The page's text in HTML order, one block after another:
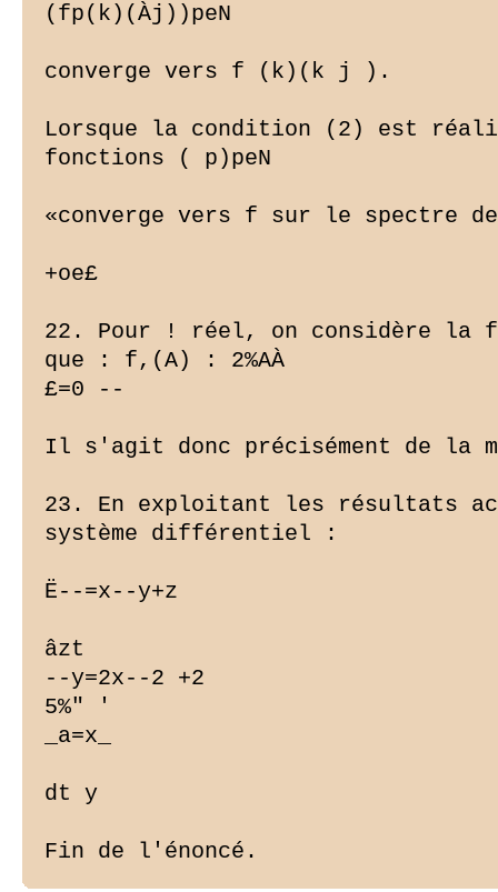
(fp(k)(Àj))peN
converge vers f (k)(k j ).
Lorsque la condition (2) est
fonctions ( p)peN
«converge vers f sur le spectre
+oe£
22. Pour ! réel, on considère
que : f,(A) : 2%AÀ
£=0 --
Il s'agit donc précisément de la
23. En exploitant les résultats
système différentiel :
Ë--=x--y+z
âzt
--y=2x--2 +2
5%" '
_a=x_
dt y
Fin de l'énoncé.